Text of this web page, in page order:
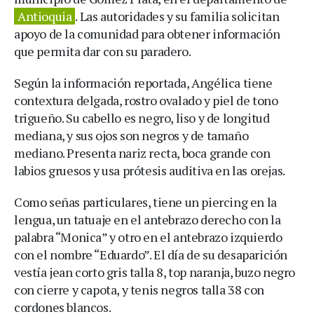
Antioquia . Las autoridades y su familia solicitan
apoyo de la comunidad para obtener información
que permita dar con su paradero.
Según la información reportada, Angélica tiene
contextura delgada, rostro ovalado y piel de tono
trigueño. Su cabello es negro, liso y de longitud
mediana, y sus ojos son negros y de tamaño
mediano. Presenta nariz recta, boca grande con
labios gruesos y usa prótesis auditiva en las orejas.
Como señas particulares, tiene un piercing en la
lengua, un tatuaje en el antebrazo derecho con la
palabra “Monica” y otro en el antebrazo izquierdo
con el nombre “Eduardo”. El día de su desaparición
vestía jean corto gris talla 8, top naranja, buzo negro
con cierre y capota, y tenis negros talla 38 con
cordones blancos.